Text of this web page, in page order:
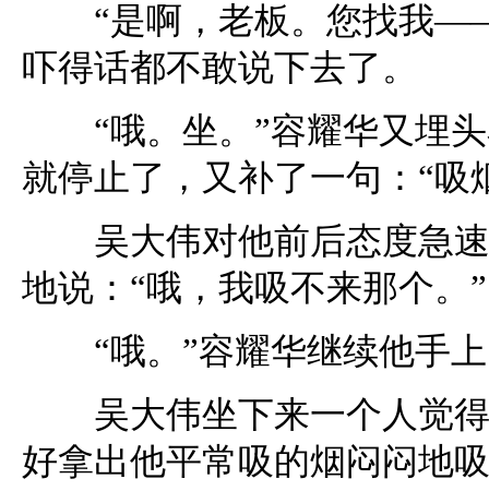
“是啊，老板。您找我
吓得话都不敢说下去了。
“哦。坐。”容耀华又埋头
就停止了，又补了一句：“
吴大伟对他前后态度急速
地说：“哦，我吸不来那个。”
“哦。”容耀华继续他手上
吴大伟坐下来一个人觉得
好拿出他平常吸的烟闷闷地